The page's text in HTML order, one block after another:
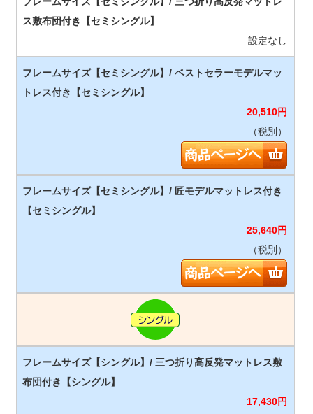
設定なし
20,510円
（税別）
25,640円
（税別）
17,430円